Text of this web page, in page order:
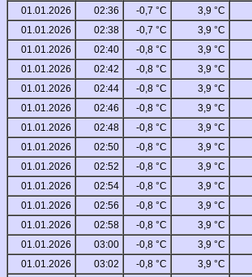
01.01.2026
02:36 -0,7 °C 3,9 °C
01.01.2026
02:38 -0,7 °C 3,9 °C
01.01.2026
02:40 -0,8 °C 3,9 °C
01.01.2026
02:42 -0,8 °C 3,9 °C
01.01.2026
02:44 -0,8 °C 3,9 °C
01.01.2026
02:46 -0,8 °C 3,9 °C
01.01.2026
02:48 -0,8 °C 3,9 °C
01.01.2026
02:50 -0,8 °C 3,9 °C
01.01.2026
02:52 -0,8 °C 3,9 °C
01.01.2026
02:54 -0,8 °C 3,9 °C
01.01.2026
02:56 -0,8 °C 3,9 °C
01.01.2026
02:58 -0,8 °C 3,9 °C
01.01.2026
03:00 -0,8 °C 3,9 °C
01.01.2026
03:02 -0,8 °C 3,9 °C